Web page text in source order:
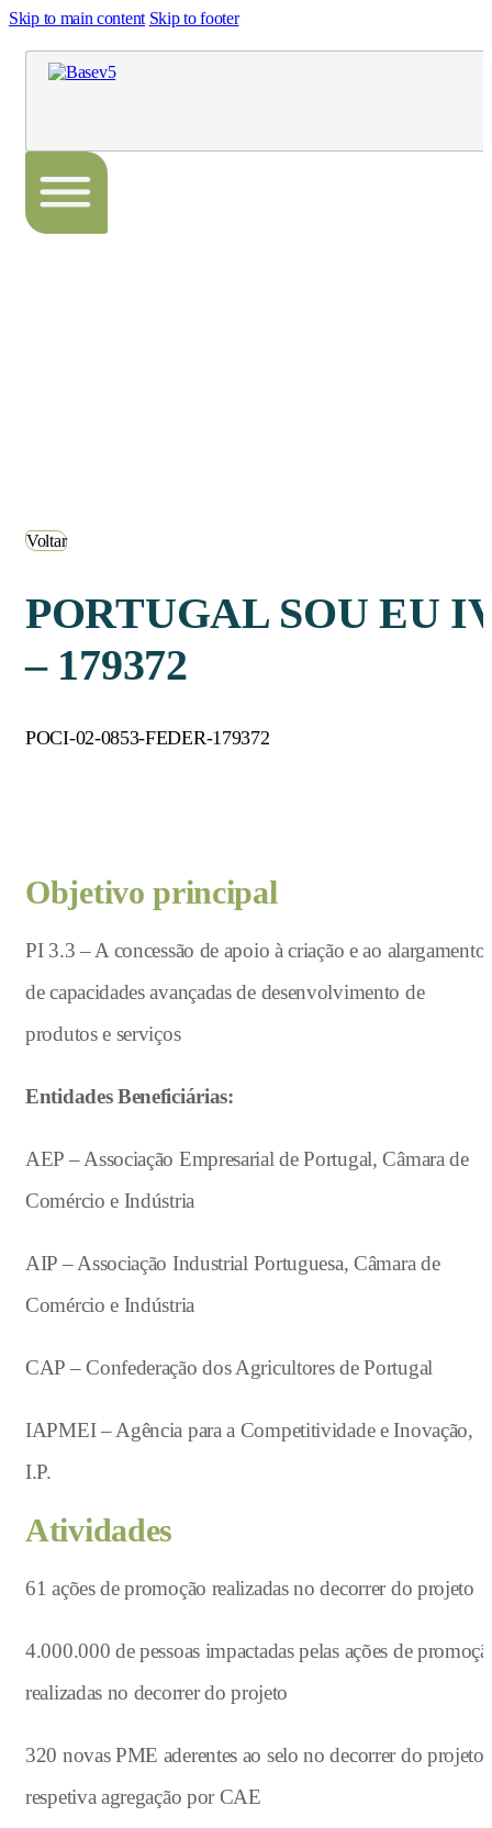
Skip to main content Skip to footer
Voltar
PORTUGAL SOU EU
– 179372
POCI-02-0853-FEDER-179372
Objetivo principal
PI 3.3 – A concessão de apoio à criação e ao alargamento
de capacidades avançadas de desenvolvimento de
produtos e serviços
Entidades Beneficiárias:
AEP – Associação Empresarial de Portugal, Câmara de
Comércio e Indústria
AIP – Associação Industrial Portuguesa, Câmara de
Comércio e Indústria
CAP – Confederação dos Agricultores de Portugal
IAPMEI – Agência para a Competitividade e Inovação,
I.P.
Atividades
61 ações de promoção realizadas no decorrer do projeto
4.000.000 de pessoas impactadas pelas ações de
realizadas no decorrer do projeto
320 novas PME aderentes ao selo no decorrer do projeto
respetiva agregação por CAE